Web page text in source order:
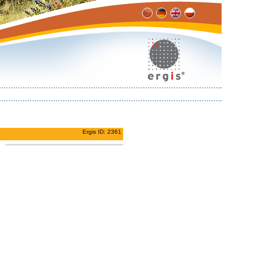
Ergis ID: 2361